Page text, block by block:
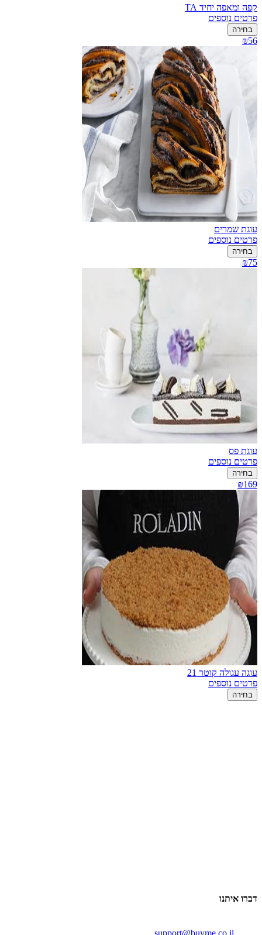
קפה ומאפה יחיד TA
פרטים נוספים
בחירה
₪56
עוגת שמרים
פרטים נוספים
בחירה
₪75
עוגת פס
פרטים נוספים
בחירה
₪169
עוגה עגולה קוטר 21
פרטים נוספים
בחירה
דברו איתנו